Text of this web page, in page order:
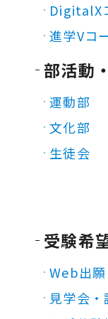
DigitalX
進学Vコ
部活動
運動部
文化部
生徒会
受験希
Web出願
見学会